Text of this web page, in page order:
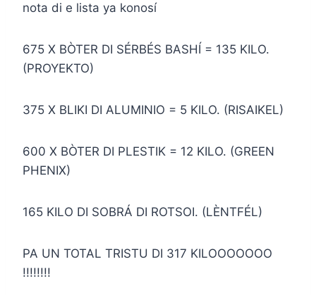
nota di e lista ya konosí
675 X BÒTER DI SÉRBÉS BASHÍ = 135 KILO.
(PROYEKTO)
375 X BLIKI DI ALUMINIO = 5 KILO. (RISAIKEL)
600 X BÒTER DI PLESTIK = 12 KILO. (GREEN
PHENIX)
165 KILO DI SOBRÁ DI ROTSOI. (LÈNTFÉL)
PA UN TOTAL TRISTU DI 317 KILOOOOOOO
!!!!!!!!